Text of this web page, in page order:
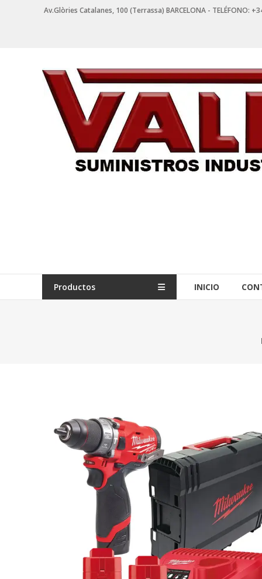
Av.Glòries Catalanes, 100 (Terrassa) BARCELONA - TELÉFONO:
VALPI
SUMINISTROS
INDUSTRIALES
Suministros
Industriales
Productos INICIO